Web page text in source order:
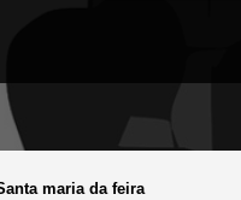
maria da feira